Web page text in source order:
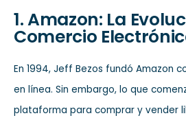
1. Amazon: La
Comercio
En 1994, Jeff Bezos fundó Amazon
en línea. Sin embargo, lo que
plataforma para comprar y vender